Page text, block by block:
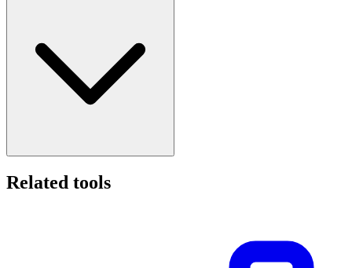
Related tools